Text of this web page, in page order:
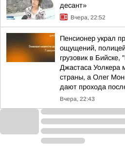
десант»
Вчера, 22:52
Пенсионер украл
ощущений,
грузовик в Бийске,
Джастаса Уолкера
страны, а Олег
дают прохода
Вчера, 22:43